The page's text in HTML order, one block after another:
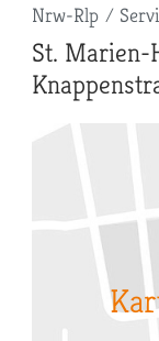
Nrw-Rlp
St.